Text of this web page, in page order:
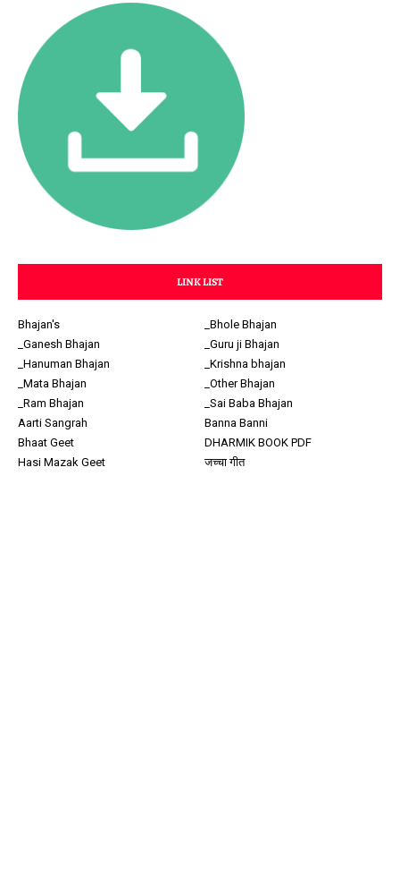
LINK LIST
Bhajan's
_Bhole Bhajan
_Ganesh Bhajan
_Guru ji Bhajan
_Hanuman Bhajan
_Krishna bhajan
_Mata Bhajan
_Other Bhajan
_Ram Bhajan
_Sai Baba Bhajan
Aarti Sangrah
Banna Banni
Bhaat Geet
DHARMIK BOOK PDF
Hasi Mazak Geet
जच्चा गीत